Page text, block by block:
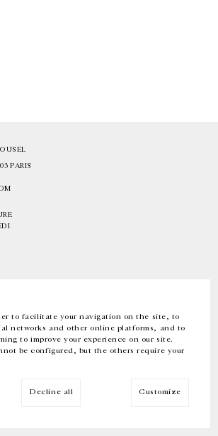
to facilitate your navigation on the site, to
networks and other online platforms, and to
to improve your experience on our site.
be configured, but the others require your
Decline all Customize
PARIS
Instagram